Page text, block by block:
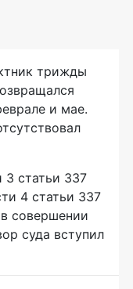
трижды
и мае.
3 статьи 337
4 статьи 337
совершении
суда вступил